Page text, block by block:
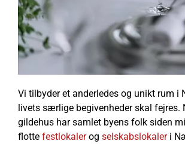
Vi tilbyder et anderledes og unikt rum i
livets særlige begivenheder skal fejres.
gildehus har samlet byens folk siden
flotte festlokalerog selskabslokaleri